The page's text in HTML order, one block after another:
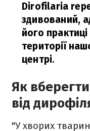
Dirofilaria
здивований,
його
території
центрі.
Як
від
"У хворих